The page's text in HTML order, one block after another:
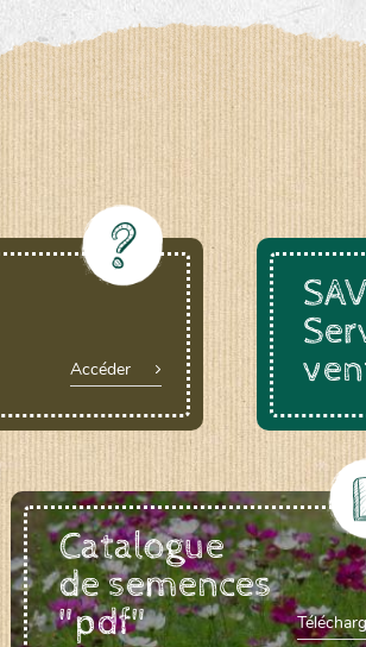
Accéder
Catalogue
de semences
"pdf"